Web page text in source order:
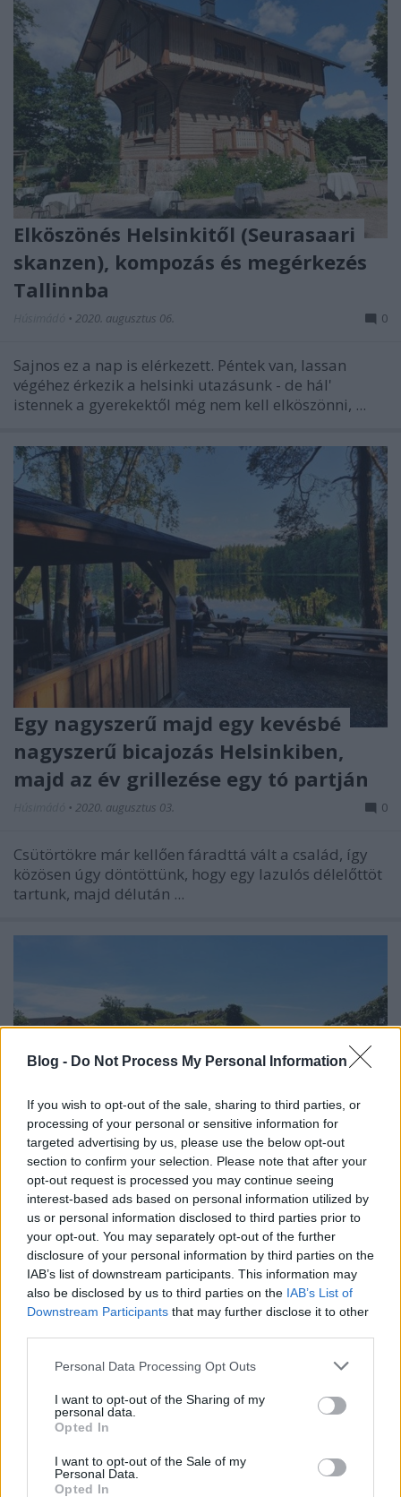
Blog - Do Not Process My Personal Information
If you wish to opt-out of the sale, sharing to third parties, or
processing of your personal or sensitive information for
targeted advertising by us, please use the below opt-out
section to confirm your selection. Please note that after your
opt-out request is processed you may continue seeing
interest-based ads based on personal information utilized by
us or personal information disclosed to third parties prior to
your opt-out. You may separately opt-out of the further
disclosure of your personal information by third parties on the
IAB’s list of downstream participants. This information may
also be disclosed by us to third parties on the IAB’s List of
Downstream Participants that may further disclose it to other
Please note that this website/app uses one or more Google
not limited to your visit or usage behaviour. You may click to
grant or deny consent to Google and its third-party tags to
use your data for below specified purposes in below Google
consent section.
Personal Data Processing Opt Outs
I want to opt-out of the Sharing of my
personal data.
Opted In
I want to opt-out of the Sale of my
Personal Data.
Opted In
Elköszönés Helsinkitől (Seurasaari
skanzen), kompozás és megérkezés
Tallinnba
• 2020. augusztus 06. 0
Sajnos ez a nap is elérkezett. Péntek van, lassan
végéhez érkezik a helsinki utazásunk - de hál'
istennek a gyerekektől még nem kell elköszönni, ...
Egy nagyszerű majd egy kevésbé
nagyszerű bicajozás Helsinkiben,
majd az év grillezése egy tó partján
• 2020. augusztus 03. 0
Csütörtökre már kellően fáradttá vált a család, így
közösen úgy döntöttünk, hogy egy lazulós délelőttöt
tartunk, majd délután ...
Kirándulás Suomenlinna (Sveaborg)
erődítményébe és szigetére
Húsimádó • 2020. július 29.
A szerdai napon ismét egy nagyobb sétára
készültünk, melyben azért volt egy könnyedebb
indultunk ...